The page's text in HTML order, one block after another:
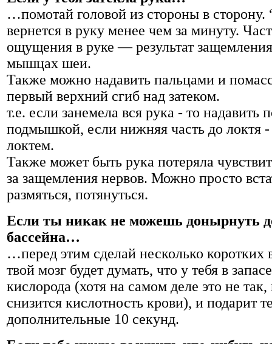
…помотай головой из стороны в сторону.
вернется в руку менее чем за минуту.
ощущения в руке — результат
мышцах шеи.
Также можно надавить пальцами и
первый верхний сгиб над затеком.
т.е. если занемела вся рука - то надавить
подмышкой, если нижняя часть до локтя -
локтем.
Также может быть рука потеряла
за защемления нервов. Можно просто
размяться, потянуться.
Если ты никак не можешь донырнуть
бассейна…
…перед этим сделай несколько коротких
твой мозг будет думать, что у тебя в
кислорода (хотя на самом деле это не так,
снизится кислотность крови), и подарит
дополнительные 10 секунд.